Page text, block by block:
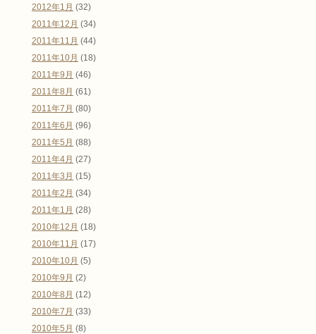
2012年1月 (32)
2011年12月 (34)
2011年11月 (44)
2011年10月 (18)
2011年9月 (46)
2011年8月 (61)
2011年7月 (80)
2011年6月 (96)
2011年5月 (88)
2011年4月 (27)
2011年3月 (15)
2011年2月 (34)
2011年1月 (28)
2010年12月 (18)
2010年11月 (17)
2010年10月 (5)
2010年9月 (2)
2010年8月 (12)
2010年7月 (33)
2010年5月 (8)